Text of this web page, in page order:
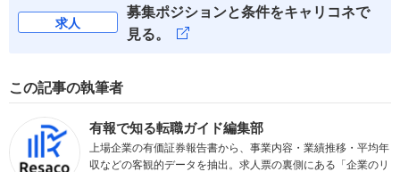
求人
募集ポジションと条件をキャリコネで
見る。
この記事の執筆者
有報で知る転職ガイド編集部
上場企業の有価証券報告書から、事業内容・業績推移・平均年
収などの客観的データを抽出。求人票の裏側にある「企業のリ